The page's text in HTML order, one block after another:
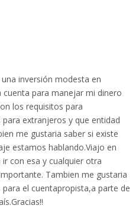
inversión modesta en
cuenta para manejar mi dinero
los requisitos para
extranjeros y que entidad
me gustaria saber si existe
estamos hablando.Viajo en
con esa y cualquier otra
Tambien me gustaria
el cuentapropista,a parte de